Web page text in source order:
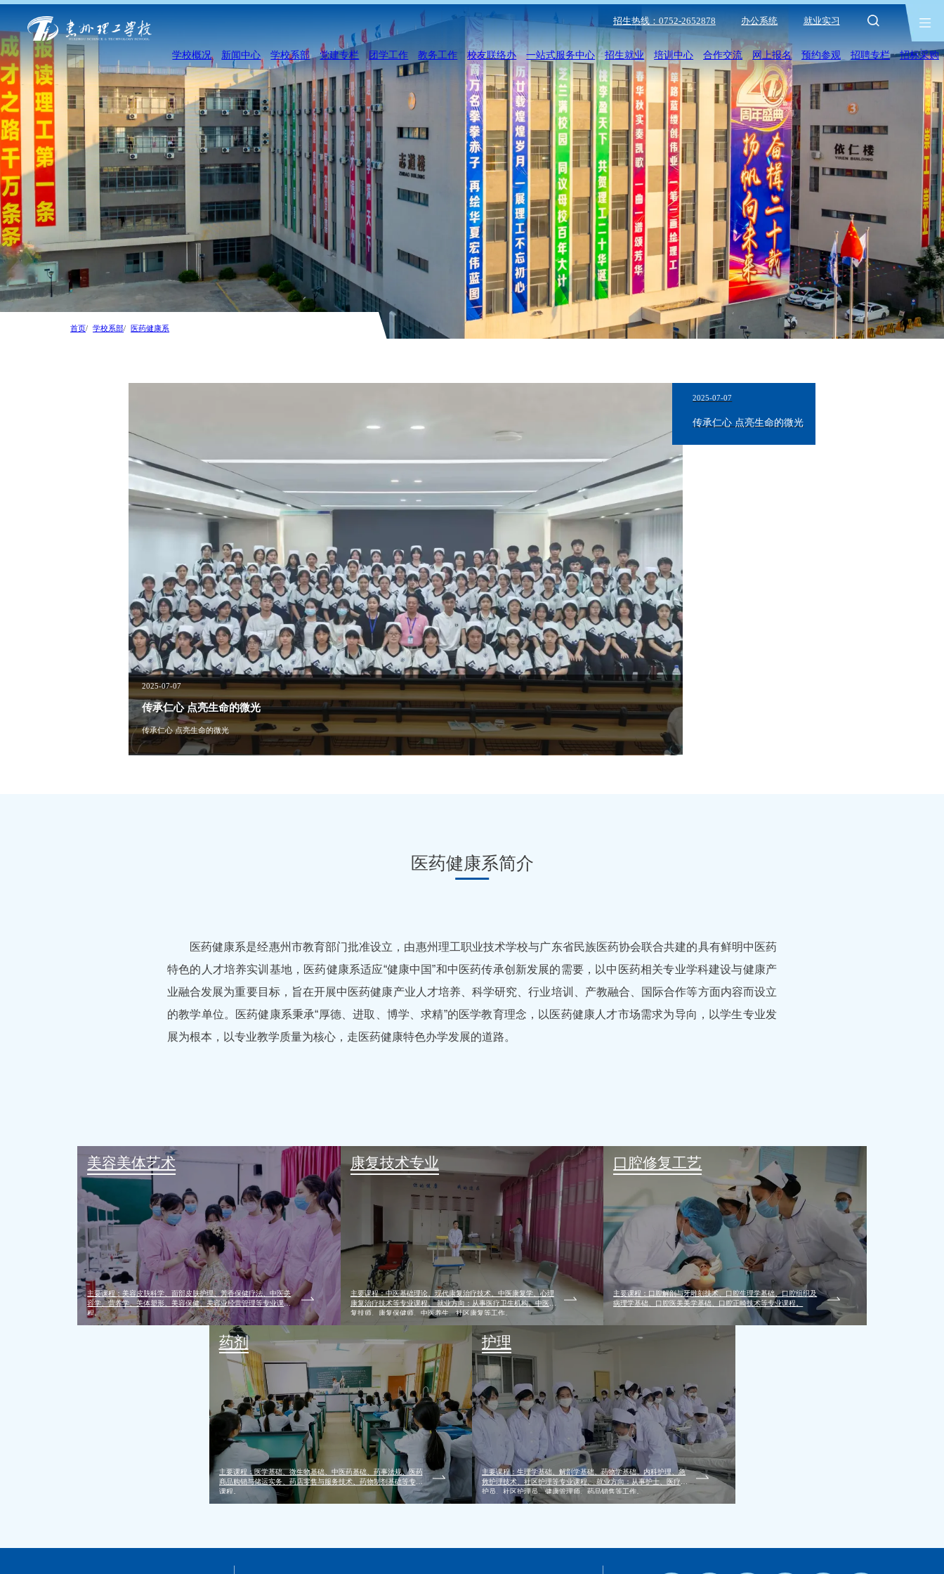
招生热线：0752-2652878 办公系统 就业实习
学校概况 新闻中心 学校系部 党建专栏 团学工作 教务工作 校友联络办 一站式服务中心 招生就业 培训中心 合作交流 网上报名 预约参观 招聘专栏 招标采购
首页 学校系部 医药健康系
2025-07-07
传承仁心 点亮生命的微光
传承仁心 点亮生命的微光
2025-07-07
传承仁心 点亮生命的微光
医药健康系简介
医药健康系是经惠州市教育部门批准设立，由惠州理工职业技术学校与广东省民族医药协会联合共建的具有鲜明中医药
特色的人才培养实训基地，医药健康系适应“健康中国”和中医药传承创新发展的需要，以中医药相关专业学科建设与健康产
业融合发展为重要目标，旨在开展中医药健康产业人才培养、科学研究、行业培训、产教融合、国际合作等方面内容而设立
的教学单位。医药健康系秉承“厚德、进取、博学、求精”的医学教育理念，以医药健康人才市场需求为导向，以学生专业发
展为根本，以专业教学质量为核心，走医药健康特色办学发展的道路。
美容美体艺术
主要课程：美容皮肤科学、面部皮肤护理、芳香保健疗法、中医美
容学、营养学、美体塑形、美容保健、美容业经营管理等专业课
程。
康复技术专业
主要课程：中医基础理论、现代康复治疗技术、中医康复学、心理
康复治疗技术等专业课程。 就业方向：从事医疗卫生机构、中医康
复技师、康复保健师、中医养生、社区康复等工作。
口腔修复工艺
主要课程：口腔解剖与牙雕刻技术、口腔生理学基础、口腔组织及
病理学基础、口腔医美美学基础、口腔正畸技术等专业课程。
药剂
主要课程：医学基础、微生物基础、中医药基础、药事法规、医药
商品购销与储运实务、药店零售与服务技术、药物制剂基础等专业
课程。
护理
主要课程：生理学基础、解剖学基础、药物学基础、内科护理、急
救护理技术、社区护理等专业课程。 就业方向：从事护士、医疗救
护员、社区护理员、健康管理师、药品销售等工作。